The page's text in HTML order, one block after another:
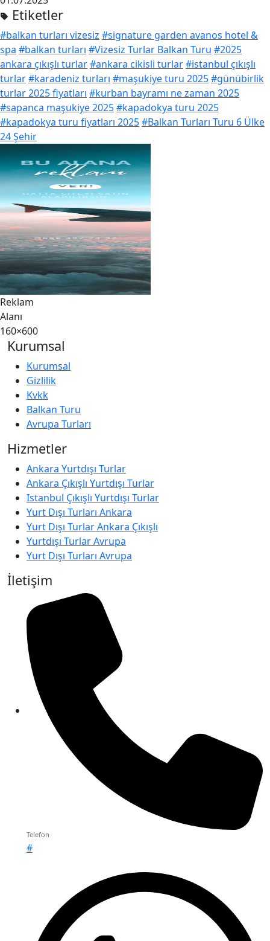
Etiketler
#balkan turları vizesiz #signature garden avanos hotel &
spa #balkan turları #Vizesiz Turlar Balkan Turu #2025
ankara çıkışlı turlar#ankara cikisli turlar#istanbul çıkışlı
turlar#karadeniz turları #maşukiye turu 2025#günübirlik
turlar 2025 fiyatları #kurban bayramı ne zaman 2025
#sapanca maşukiye 2025#kapadokya turu 2025
#kapadokya turu fiyatları 2025#Balkan Turları Turu 6 Ülke
24 Şehir
Reklam
Alanı
160×600
Kurumsal
Kurumsal
Gizlilik
Kvkk
Balkan Turu
Avrupa Turları
Hizmetler
Ankara Yurtdışı Turlar
Ankara Çıkışlı Yurtdışı Turlar
Istanbul Çıkışlı Yurtdışı Turlar
Yurt Dışı Turları Ankara
Yurt Dışı Turlar Ankara Çıkışlı
Yurtdışı Turlar Avrupa
Yurt Dışı Turları Avrupa
İletişim
Telefon
#